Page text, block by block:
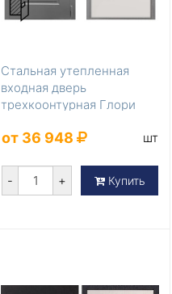
Стальная утепленная
входная дверь
трехкоонтурная Глори
Сноу
от 36 948 шт
- + Купить